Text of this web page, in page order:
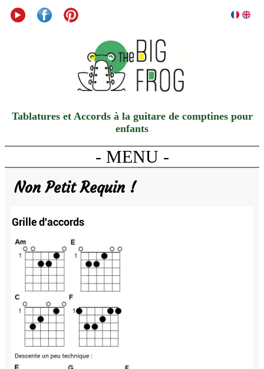
Tablatures et Accords à la guitare de comptines pour
enfants
- MENU -
Non Petit Requin !
Grille d'accords